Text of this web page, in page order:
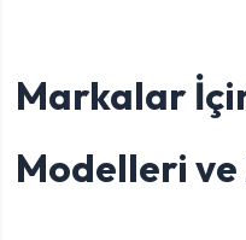
Markalar
Modelleri